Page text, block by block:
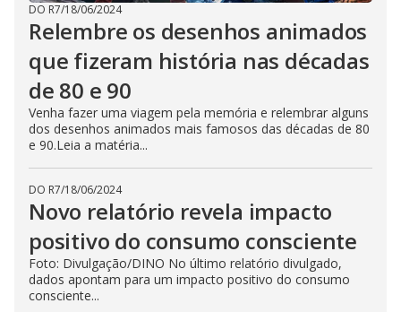
DO R7/18/06/2024
Relembre os desenhos animados
que fizeram história nas décadas
de 80 e 90
Venha fazer uma viagem pela memória e relembrar alguns
dos desenhos animados mais famosos das décadas de 80
e 90.Leia a matéria...
DO R7/18/06/2024
Novo relatório revela impacto
positivo do consumo consciente
Foto: Divulgação/DINO No último relatório divulgado,
dados apontam para um impacto positivo do consumo
consciente...